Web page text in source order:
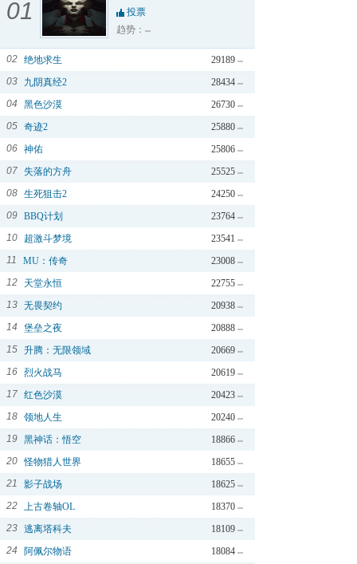
01
投票
趋势：
02 29189
绝地求生
03
28434
九阴真经2
04
26730
黑色沙漠
05
25880
奇迹2
06
25806
神佑
07
25525
失落的方舟
08
24250
生死狙击2
09
23764
BBQ计划
10
23541
超激斗梦境
11
23008
MU：传奇
12
22755
天堂永恒
13
20938
无畏契约
14
20888
堡垒之夜
15
20669
升腾：无限领域
16
20619
烈火战马
17
20423
红色沙漠
18
20240
领地人生
19
18866
黑神话：悟空
20
18655
怪物猎人世界
21
18625
影子战场
22
18370
上古卷轴OL
23
18109
逃离塔科夫
24
18084
阿佩尔物语